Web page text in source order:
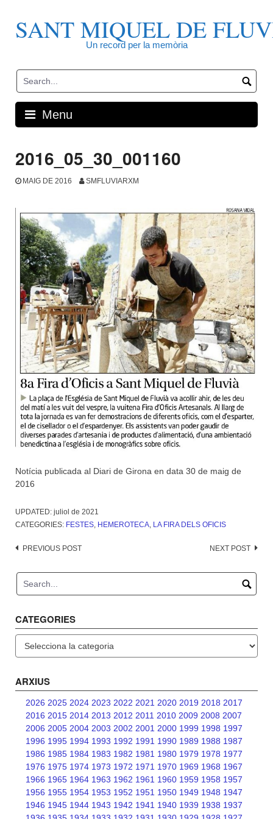
contentSANT MIQUEL DE
Un record per la memòria
Menu
2016_05_30_001160
MAIG DE 2016 SMFLUVIARXM
Notícia publicada al Diari de Girona en data 30 de maig de
2016
UPDATED: juliol de 2021
CATEGORIES: FESTES, HEMEROTECA, LA FIRA DELS OFICIS
Post
PREVIOUS POST NEXT POST
CATEGORIES
ARXIUS
2026 2025 2024 2023 2022 2021 2020 2019 2018 2017
2016 2015 2014 2013 2012 2011 2010 2009 2008 2007
2006 2005 2004 2003 2002 2001 2000 1999 1998 1997
1996 1995 1994 1993 1992 1991 1990 1989 1988 1987
1986 1985 1984 1983 1982 1981 1980 1979 1978 1977
1976 1975 1974 1973 1972 1971 1970 1969 1968 1967
1966 1965 1964 1963 1962 1961 1960 1959 1958 1957
1956 1955 1954 1953 1952 1951 1950 1949 1948 1947
1946 1945 1944 1943 1942 1941 1940 1939 1938 1937